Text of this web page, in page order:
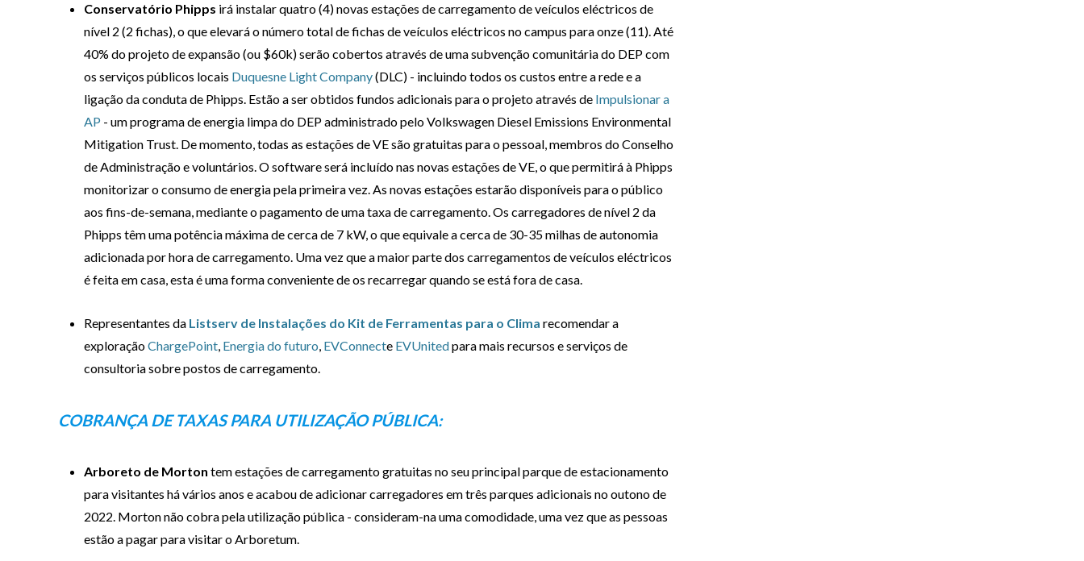
Conservatório Phipps irá instalar quatro (4) novas estações de carregamento de veículos eléctricos de
nível 2 (2 fichas), o que elevará o número total de fichas de veículos eléctricos no campus para onze (11). Até
40% do projeto de expansão (ou $60k) serão cobertos através de uma subvenção comunitária do DEP com
os serviços públicos locais Duquesne Light Company(DLC) - incluindo todos os custos entre a rede e a
ligação da conduta de Phipps. Estão a ser obtidos fundos adicionais para o projeto através de Impulsionar a
AP - um programa de energia limpa do DEP administrado pelo Volkswagen Diesel Emissions Environmental
Mitigation Trust. De momento, todas as estações de VE são gratuitas para o pessoal, membros do Conselho
de Administração e voluntários. O software será incluído nas novas estações de VE, o que permitirá à Phipps
monitorizar o consumo de energia pela primeira vez. As novas estações estarão disponíveis para o público
aos fins-de-semana, mediante o pagamento de uma taxa de carregamento. Os carregadores de nível 2 da
Phipps têm uma potência máxima de cerca de 7 kW, o que equivale a cerca de 30-35 milhas de autonomia
adicionada por hora de carregamento. Uma vez que a maior parte dos carregamentos de veículos eléctricos
é feita em casa, esta é uma forma conveniente de os recarregar quando se está fora de casa.
Representantes da Listserv de Instalações do Kit de Ferramentas para o Clima recomendar a
exploraçãoChargePoint Energia do futuro EVConnecte EVUnitedpara mais recursos e serviços de
consultoria sobre postos de carregamento.
COBRANÇA DE TAXAS PARA UTILIZAÇÃO PÚBLICA:
Arboreto de Morton tem estações de carregamento gratuitas no seu principal parque de estacionamento
para visitantes há vários anos e acabou de adicionar carregadores em três parques adicionais no outono de
2022. Morton não cobra pela utilização pública - consideram-na uma comodidade, uma vez que as pessoas
estão a pagar para visitar o Arboretum.